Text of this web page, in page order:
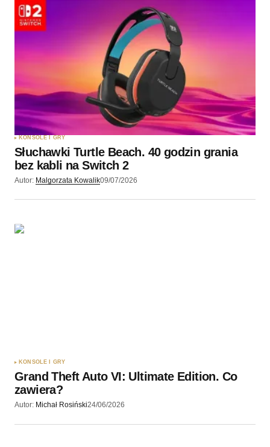
KONSOLE I GRY
Słuchawki Turtle Beach. 40 godzin grania
bez kabli na Switch 2
Autor: Malgorzata Kowalik09/07/2026
KONSOLE I GRY
Grand Theft Auto VI: Ultimate Edition. Co
zawiera?
Autor: Michał Rosiński24/06/2026